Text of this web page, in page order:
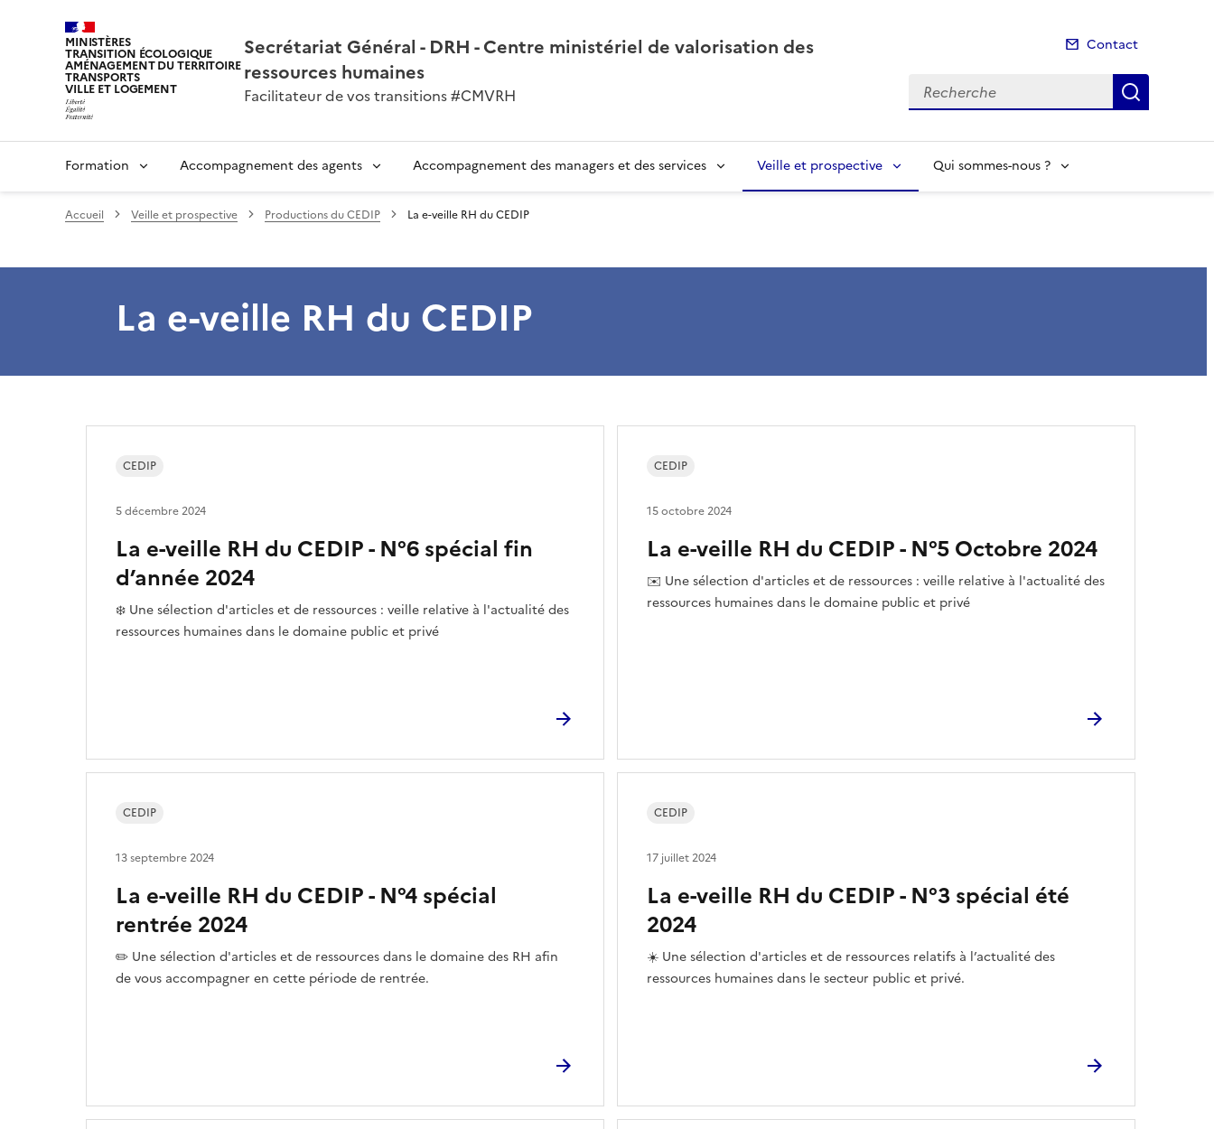
MINISTÈRES
TRANSITION ÉCOLOGIQUE
AMÉNAGEMENT DU TERRITOIRE
TRANSPORTS
VILLE ET LOGEMENT
Secrétariat Général - DRH - Centre ministériel de valorisation des
ressources humaines
Facilitateur de vos transitions #CMVRH
Contact
Recherche
Formation Accompagnement des agents Accompagnement des managers et des services Veille et prospective Qui sommes-nous ?
Accueil Veille et prospective Productions du CEDIP La e-veille RH du CEDIP
La e-veille RH du CEDIP
La e-veille RH du CEDIP - N°6 spécial fin
d’année 2024
❄️ Une sélection d'articles et de ressources : veille relative à l'actualité des
ressources humaines dans le domaine public et privé
CEDIP
5 décembre 2024
La e-veille RH du CEDIP - N°5 Octobre 2024
✉️ Une sélection d'articles et de ressources : veille relative à l'actualité des
ressources humaines dans le domaine public et privé
CEDIP
15 octobre 2024
La e-veille RH du CEDIP - N°4 spécial
rentrée 2024
✏️ Une sélection d'articles et de ressources dans le domaine des RH afin
de vous accompagner en cette période de rentrée.
CEDIP
13 septembre 2024
La e-veille RH du CEDIP - N°3 spécial été
2024
☀️ Une sélection d'articles et de ressources relatifs à l’actualité des
ressources humaines dans le secteur public et privé.
CEDIP
17 juillet 2024